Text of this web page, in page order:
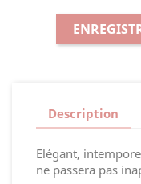
Description
Elégant,
ne passera pas